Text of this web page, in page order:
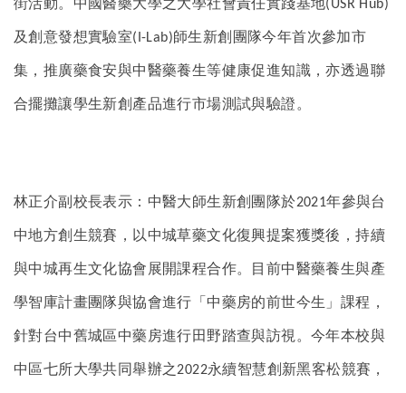
街活動。中國醫藥大學之大學社會責任實踐基地(USR Hub)
及創意發想實驗室(I-Lab)師生新創團隊今年首次參加市
集，推廣藥食安與中醫藥養生等健康促進知識，亦透過聯
合擺攤讓學生新創產品進行市場測試與驗證。
林正介副校長表示：中醫大師生新創團隊於2021年參與台
中地方創生競賽，以中城草藥文化復興提案獲獎後，持續
與中城再生文化協會展開課程合作。目前中醫藥養生與產
學智庫計畫團隊與協會進行「中藥房的前世今生」課程，
針對台中舊城區中藥房進行田野踏查與訪視。今年本校與
中區七所大學共同舉辦之2022永續智慧創新黑客松競賽，